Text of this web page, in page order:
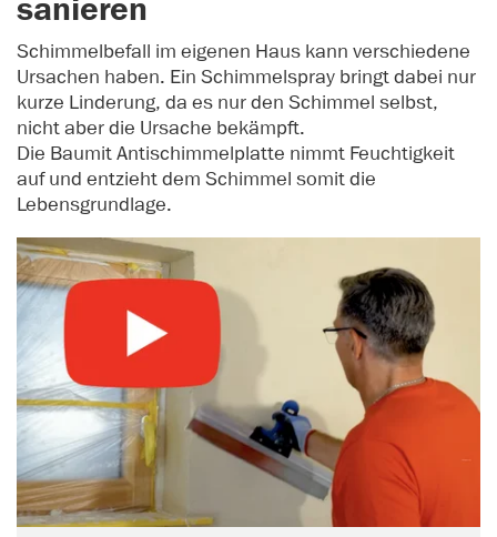
sanieren
Schimmelbefall im eigenen Haus kann verschiedene
Ursachen haben. Ein Schimmelspray bringt dabei nur
kurze Linderung, da es nur den Schimmel selbst,
nicht aber die Ursache bekämpft.
Die Baumit Antischimmelplatte nimmt Feuchtigkeit
auf und entzieht dem Schimmel somit die
Lebensgrundlage.